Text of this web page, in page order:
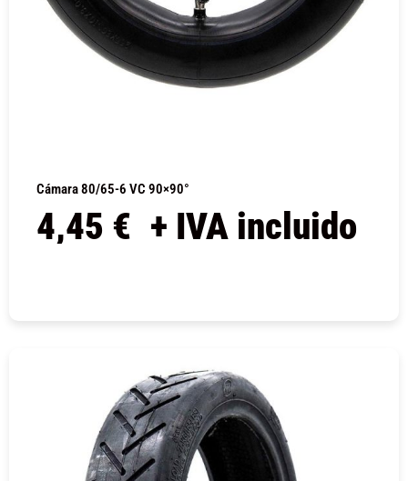
Cámara 80/65-6 VC 90×90°
4,45 € + IVA incluido